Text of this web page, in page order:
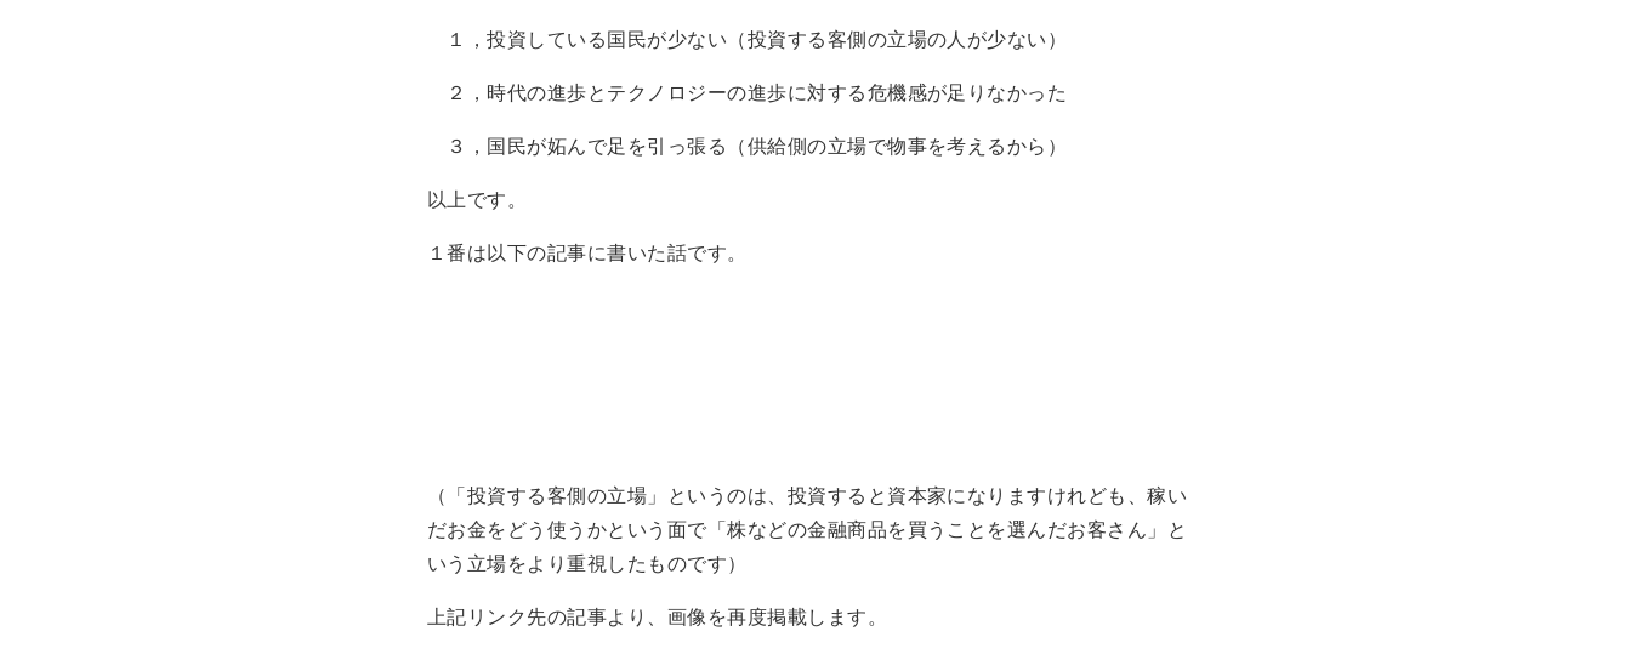
１，投資している国民が少ない（投資する客側の立場の人が少ない）
２，時代の進歩とテクノロジーの進歩に対する危機感が足りなかった
３，国民が妬んで足を引っ張る（供給側の立場で物事を考えるから）
以上です。
１番は以下の記事に書いた話です。
（「投資する客側の立場」というのは、投資すると資本家になりますけれども、稼い
だお金をどう使うかという面で「株などの金融商品を買うことを選んだお客さん」と
いう立場をより重視したものです）
上記リンク先の記事より、画像を再度掲載します。